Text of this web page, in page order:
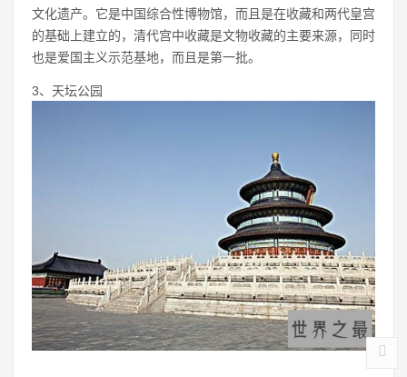
文化遗产。它是中国综合性博物馆，而且是在收藏和两代皇宫
的基础上建立的，清代宫中收藏是文物收藏的主要来源，同时
也是爱国主义示范基地，而且是第一批。
3、天坛公园